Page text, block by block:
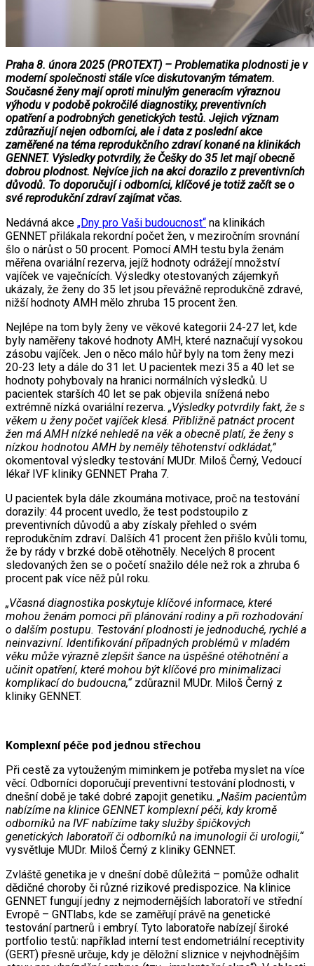
Praha 8. února 2025 (PROTEXT) – Problematika plodnosti je v
moderní společnosti stále více diskutovaným tématem.
Současné ženy mají oproti minulým generacím výraznou
výhodu v podobě pokročilé diagnostiky, preventivních
opatření a podrobných genetických testů. Jejich význam
zdůrazňují nejen odborníci, ale i data z poslední akce
zaměřené na téma reprodukčního zdraví konané na klinikách
GENNET. Výsledky potvrdily, že Češky do 35 let mají obecně
dobrou plodnost. Nejvíce jich na akci dorazilo z preventivních
důvodů. To doporučují i odborníci, klíčové je totiž začít se o
své reprodukční zdraví zajímat včas.
Nedávná akce „Dny pro Vaši budoucnost“ na klinikách
GENNET přilákala rekordní počet žen, v meziročním srovnání
šlo o nárůst o 50 procent. Pomocí AMH testu byla ženám
měřena ovariální rezerva, jejíž hodnoty odrážejí množství
vajíček ve vaječnících. Výsledky otestovaných zájemkyň
ukázaly, že ženy do 35 let jsou převážně reprodukčně zdravé,
nižší hodnoty AMH mělo zhruba 15 procent žen.
Nejlépe na tom byly ženy ve věkové kategorii 24-27 let, kde
byly naměřeny takové hodnoty AMH, které naznačují vysokou
zásobu vajíček. Jen o něco málo hůř byly na tom ženy mezi
20-23 lety a dále do 31 let. U pacientek mezi 35 a 40 let se
hodnoty pohybovaly na hranici normálních výsledků. U
pacientek starších 40 let se pak objevila snížená nebo
extrémně nízká ovariální rezerva. „Výsledky potvrdily fakt, že s
věkem u ženy počet vajíček klesá. Přibližně patnáct procent
žen má AMH nízké nehledě na věk a obecně platí, že ženy s
nízkou hodnotou AMH by neměly těhotenství odkládat,”
okomentoval výsledky testování MUDr. Miloš Černý, Vedoucí
lékař IVF kliniky GENNET Praha 7.
U pacientek byla dále zkoumána motivace, proč na testování
dorazily: 44 procent uvedlo, že test podstoupilo z
preventivních důvodů a aby získaly přehled o svém
reprodukčním zdraví. Dalších 41 procent žen přišlo kvůli tomu,
že by rády v brzké době otěhotněly. Necelých 8 procent
sledovaných žen se o početí snažilo déle než rok a zhruba 6
procent pak více něž půl roku.
„Včasná diagnostika poskytuje klíčové informace, které
mohou ženám pomoci při plánování rodiny a při rozhodování
o dalším postupu. Testování plodnosti je jednoduché, rychlé a
neinvazivní. Identifikování případných problémů v mladém
věku může výrazně zlepšit šance na úspěšné otěhotnění a
učinit opatření, které mohou být klíčové pro minimalizaci
komplikací do budoucna,“ zdůraznil MUDr. Miloš Černý z
kliniky GENNET.
Komplexní péče pod jednou střechou
Při cestě za vytouženým miminkem je potřeba myslet na více
věcí. Odborníci doporučují preventivní testování plodnosti, v
dnešní době je také dobré zapojit genetiku. „Našim pacientům
nabízíme na klinice GENNET komplexní péči, kdy kromě
odborníků na IVF nabízíme taky služby špičkových
genetických laboratoří či odborníků na imunologii či urologii,“
vysvětluje MUDr. Miloš Černý z kliniky GENNET.
Zvláště genetika je v dnešní době důležitá – pomůže odhalit
dědičné choroby či různé rizikové predispozice. Na klinice
GENNET fungují jedny z nejmodernějších laboratoří ve střední
Evropě – GNTlabs, kde se zaměřují právě na genetické
testování partnerů i embryí. Tyto laboratoře nabízejí široké
portfolio testů: například interní test endometriální receptivity
(GERT) přesně určuje, kdy je děložní sliznice v nejvhodnějším